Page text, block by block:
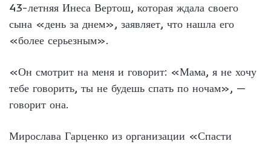
43-летняя Инеса Вертош, которая ждала своего
сына «день за днем», заявляет, что нашла его
«более серьезным».
«Он смотрит на меня и говорит: «Мама, я не хочу
тебе говорить, ты не будешь спать по ночам», —
говорит она.
Мирослава Гарценко из организации «Спасти